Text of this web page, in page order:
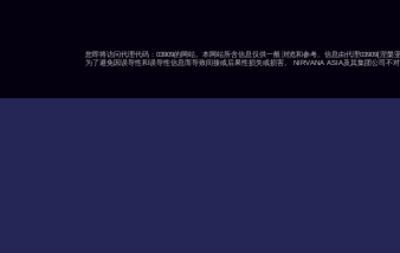
您即将访问代理代码：03909的网站。本网站所含信息仅供一般浏览和参考。信息由代理03909[涅
为了避免因误导性和误导性信息而导致间接或后果性损失或损害。 NIRVANA ASIA及其集团公司不对